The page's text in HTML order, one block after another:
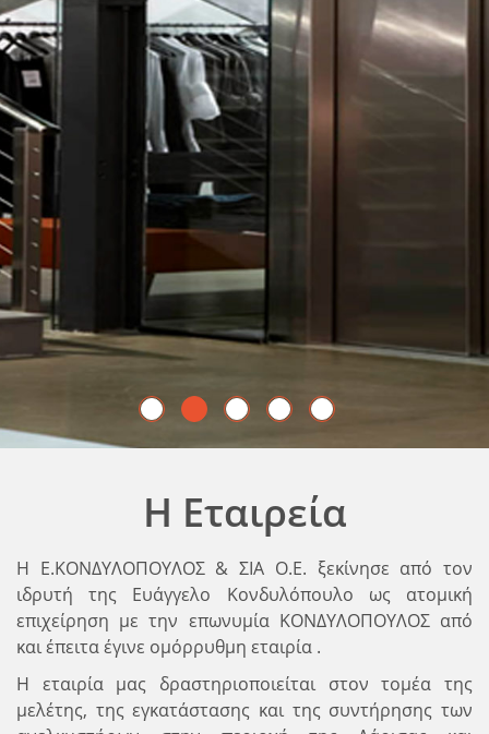
Ενημερωθείτε για τις υπηρεσίες μας!
Η Εταιρεία
Η Ε.ΚΟΝΔΥΛΟΠΟΥΛΟΣ & ΣΙΑ Ο.Ε. ξεκίνησε από τον
ιδρυτή της Ευάγγελο Κονδυλόπουλο ως ατομική
επιχείρηση με την επωνυμία ΚΟΝΔΥΛΟΠΟΥΛΟΣ από
και έπειτα έγινε ομόρρυθμη εταιρία .
Η εταιρία μας δραστηριοποιείται στον τομέα της
μελέτης, της εγκατάστασης και της συντήρησης των